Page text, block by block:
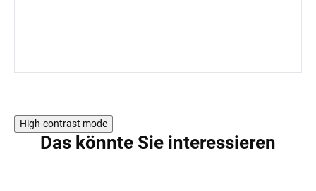
High-contrast mode
Das könnte Sie interessieren